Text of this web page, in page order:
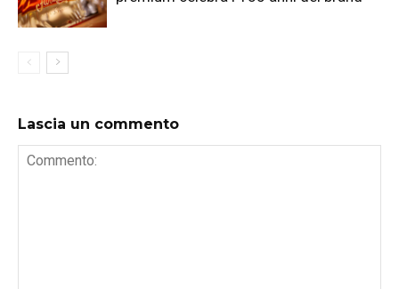
Lascia un commento